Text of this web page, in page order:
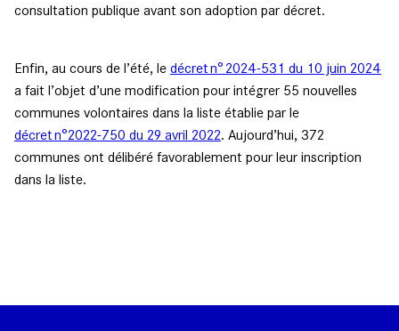
consultation publique avant son adoption par décret.
Enfin, au cours de l’été, le décret n° 2024-531 du 10 juin 2024
a fait l’objet d’une modification pour intégrer 55 nouvelles
communes volontaires dans la liste établie par le
décret n°2022-750 du 29 avril 2022. Aujourd’hui, 372
communes ont délibéré favorablement pour leur inscription
dans la liste.